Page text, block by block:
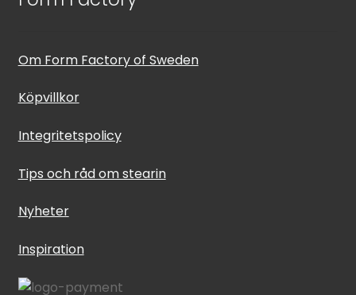
Om Form Factory of Sweden
Köpvillkor
Integritetspolicy
Tips och råd om stearin
Nyheter
Inspiration